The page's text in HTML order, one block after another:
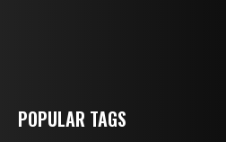
POPULAR TAGS